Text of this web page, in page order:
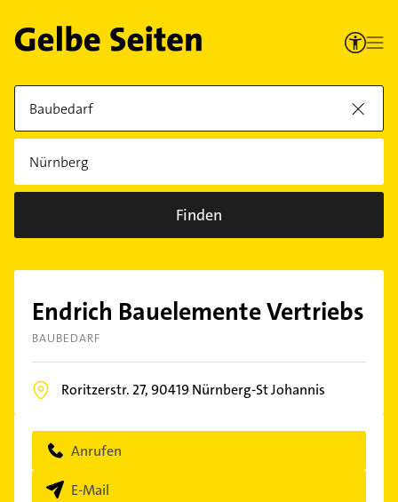
Finden
Endrich Bauelemente Vertriebs
BAUBEDARF
Roritzerstr. 27,90419Nürnberg-St Johannis
Anrufen
E-Mail